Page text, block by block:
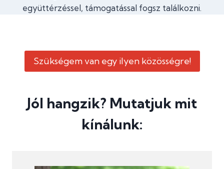
együttérzéssel, támogatással fogsz találkozni.
Szükségem van egy ilyen közösségre!
Jól hangzik? Mutatjuk mit
kínálunk: